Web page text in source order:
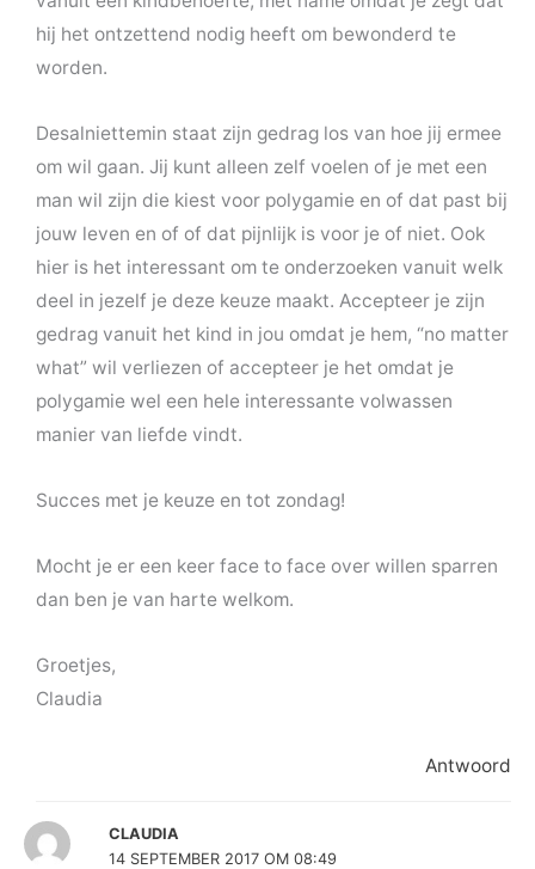
hij het ontzettend nodig heeft om bewonderd te
worden.
Desalniettemin staat zijn gedrag los van hoe jij ermee
om wil gaan. Jij kunt alleen zelf voelen of je met een
man wil zijn die kiest voor polygamie en of dat past bij
jouw leven en of of dat pijnlijk is voor je of niet. Ook
hier is het interessant om te onderzoeken vanuit welk
deel in jezelf je deze keuze maakt. Accepteer je zijn
gedrag vanuit het kind in jou omdat je hem, “no matter
what” wil verliezen of accepteer je het omdat je
polygamie wel een hele interessante volwassen
manier van liefde vindt.
Succes met je keuze en tot zondag!
Mocht je er een keer face to face over willen sparren
dan ben je van harte welkom.
Groetjes,
Claudia
Antwoord
CLAUDIA
14 SEPTEMBER 2017 OM 08:49